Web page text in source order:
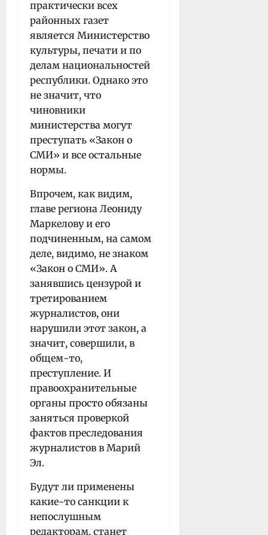
практически всех
районных газет
является Министерство
культуры, печати и по
делам национальностей
республики. Однако это
не значит, что
чиновники
министерства могут
преступать «Закон о
СМИ» и все остальные
нормы.
Впрочем, как видим,
главе региона Леониду
Маркелову и его
подчиненным, на самом
деле, видимо, не знаком
«Закон о СМИ». А
занявшись цензурой и
третированием
журналистов, они
нарушили этот закон, а
значит, совершили, в
общем-то,
преступление. И
правоохранительные
органы просто обязаны
заняться проверкой
фактов преследования
журналистов в Марий
Эл.
Будут ли применены
какие-то санкции к
непослушным
редакторам, станет